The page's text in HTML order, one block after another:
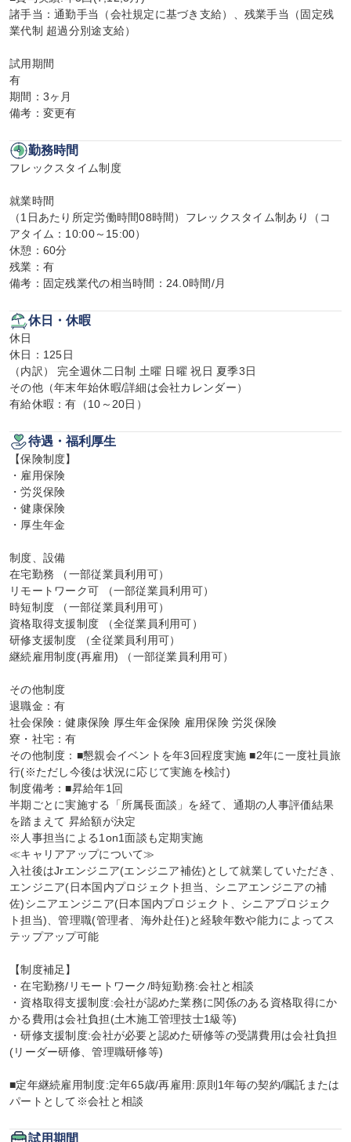
諸手当：通勤手当（会社規定に基づき支給）、残業手当（固定残
業代制 超過分別途支給）
試用期間
有
期間：3ヶ月
備考：変更有
勤務時間
フレックスタイム制度
就業時間
（1日あたり所定労働時間08時間）フレックスタイム制あり（コ
アタイム：10:00～15:00）
休憩：60分
残業：有
備考：固定残業代の相当時間：24.0時間/月
休日・休暇
休日
休日：125日
（内訳） 完全週休二日制 土曜 日曜 祝日 夏季3日
その他（年末年始休暇/詳細は会社カレンダー）
有給休暇：有（10～20日）
待遇・福利厚生
【保険制度】
・雇用保険
・労災保険
・健康保険
・厚生年金
制度、設備
在宅勤務 （一部従業員利用可）
リモートワーク可 （一部従業員利用可）
時短制度 （一部従業員利用可）
資格取得支援制度 （全従業員利用可）
研修支援制度 （全従業員利用可）
継続雇用制度(再雇用) （一部従業員利用可）
その他制度
退職金：有
社会保険：健康保険 厚生年金保険 雇用保険 労災保険
寮・社宅：有
その他制度：■懇親会イベントを年3回程度実施 ■2年に一度社員旅
行(※ただし今後は状況に応じて実施を検討)
制度備考：■昇給年1回
半期ごとに実施する「所属長面談」を経て、通期の人事評価結果
を踏まえて 昇給額が決定
※人事担当による1on1面談も定期実施
≪キャリアアップについて≫
入社後はJrエンジニア(エンジニア補佐)として就業していただき、
エンジニア(日本国内プロジェクト担当、シニアエンジニアの補
佐)シニアエンジニア(日本国内プロジェクト、シニアプロジェク
ト担当)、管理職(管理者、海外赴任)と経験年数や能力によってス
テップアップ可能
【制度補足】
・在宅勤務/リモートワーク/時短勤務:会社と相談
・資格取得支援制度:会社が認めた業務に関係のある資格取得にか
かる費用は会社負担(土木施工管理技士1級等)
・研修支援制度:会社が必要と認めた研修等の受講費用は会社負担
(リーダー研修、管理職研修等)
■定年継続雇用制度:定年65歳/再雇用:原則1年毎の契約/嘱託または
パートとして※会社と相談
試用期間